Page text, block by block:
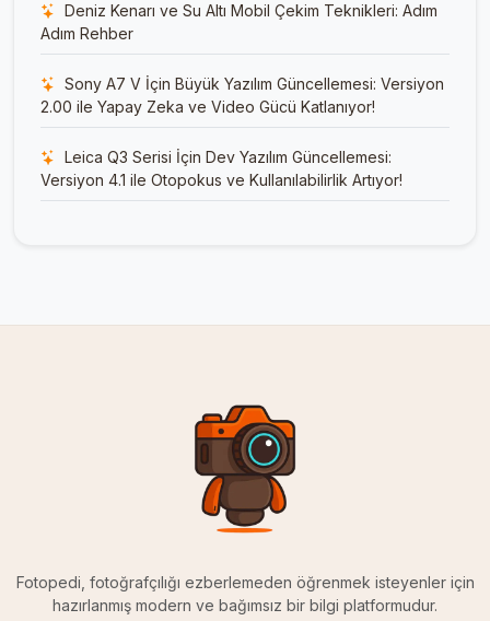
Deniz Kenarı ve Su Altı Mobil Çekim Teknikleri: Adım
Adım Rehber
Sony A7 V İçin Büyük Yazılım Güncellemesi: Versiyon
2.00 ile Yapay Zeka ve Video Gücü Katlanıyor!
Leica Q3 Serisi İçin Dev Yazılım Güncellemesi:
Versiyon 4.1 ile Otopokus ve Kullanılabilirlik Artıyor!
Fotopedi, fotoğrafçılığı ezberlemeden öğrenmek isteyenler için
hazırlanmış modern ve bağımsız bir bilgi platformudur.